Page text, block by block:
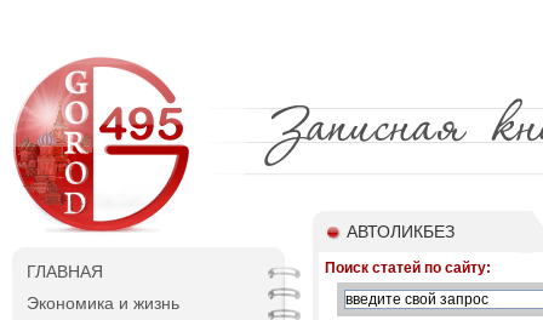
ГЛАВНАЯ
Экономика и жизнь
АВТОЛИКБЕЗ
Поиск статей по сайту: